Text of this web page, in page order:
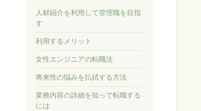
人材紹介を利用して管理職を目指
す
利用するメリット
女性エンジニアの転職法
将来性の悩みを払拭する方法
業務内容の詳細を知って転職する
には